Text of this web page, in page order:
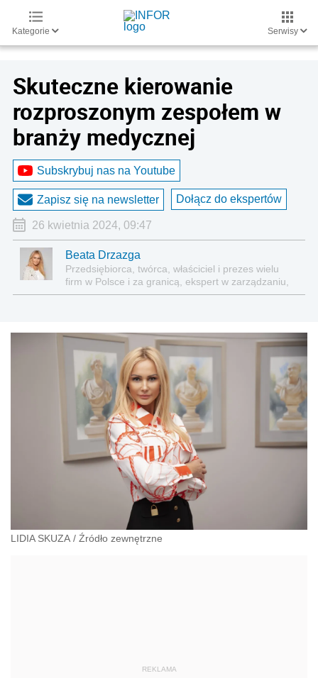
Kategorie Serwisy
Skuteczne kierowanie
rozproszonym zespołem w
branży medycznej
Subskrybuj nas na Youtube
Zapisz się na newsletter Dołącz do ekspertów
26 kwietnia 2024, 09:47
Beata Drzazga
Przedsiębiorca, twórca, właściciel i prezes wielu
firm w Polsce i za granicą, ekspert w zarządzaniu,
ceniona prelegentka na konferencjach
doradza innym w prowadzeniu biznesu, zajmuje się
także działalnością charytatywną, współautorka
prac naukowych z dziedziny ochrony zdrowia,
Dziekan Wydziału Medycznego Akademii
Górnośląskiej im. Wojciecha Korfantego w
Katowicach.
LIDIA SKUZA / Źródło zewnętrzne